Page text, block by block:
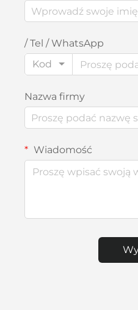
/ Tel / WhatsApp
Kod
Nazwa firmy
Wiadomość